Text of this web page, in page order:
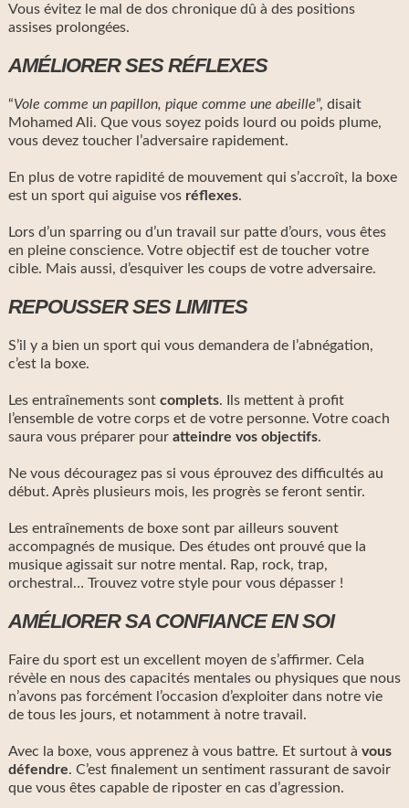
Vous évitez le mal de dos chronique dû à des positions
assises prolongées.
AMÉLIORER SES RÉFLEXES
“Vole comme un papillon, pique comme une abeille”, disait
Mohamed Ali. Que vous soyez poids lourd ou poids plume,
vous devez toucher l’adversaire rapidement.
En plus de votre rapidité de mouvement qui s’accroît, la boxe
est un sport qui aiguise vos réflexes.
Lors d’un sparring ou d’un travail sur patte d’ours, vous êtes
en pleine conscience. Votre objectif est de toucher votre
cible. Mais aussi, d’esquiver les coups de votre adversaire.
REPOUSSER SES LIMITES
S’il y a bien un sport qui vous demandera de l’abnégation,
c’est la boxe.
Les entraînements sont complets. Ils mettent à profit
l’ensemble de votre corps et de votre personne. Votre coach
saura vous préparer pour atteindre vos objectifs.
Ne vous découragez pas si vous éprouvez des difficultés au
début. Après plusieurs mois, les progrès se feront sentir.
Les entraînements de boxe sont par ailleurs souvent
accompagnés de musique. Des études ont prouvé que la
musique agissait sur notre mental. Rap, rock, trap,
orchestral… Trouvez votre style pour vous dépasser !
AMÉLIORER SA CONFIANCE EN SOI
Faire du sport est un excellent moyen de s’affirmer. Cela
révèle en nous des capacités mentales ou physiques que nous
n’avons pas forcément l’occasion d’exploiter dans notre vie
de tous les jours, et notamment à notre travail.
Avec la boxe, vous apprenez à vous battre. Et surtout à vous
défendre. C’est finalement un sentiment rassurant de savoir
que vous êtes capable de riposter en cas d’agression.